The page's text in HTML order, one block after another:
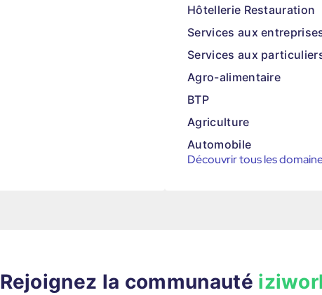
Hôtellerie Restauration
Services aux
Services aux
Agro-alimentaire
BTP
Agriculture
Automobile
Découvrir tous les
Rejoignez la communauté